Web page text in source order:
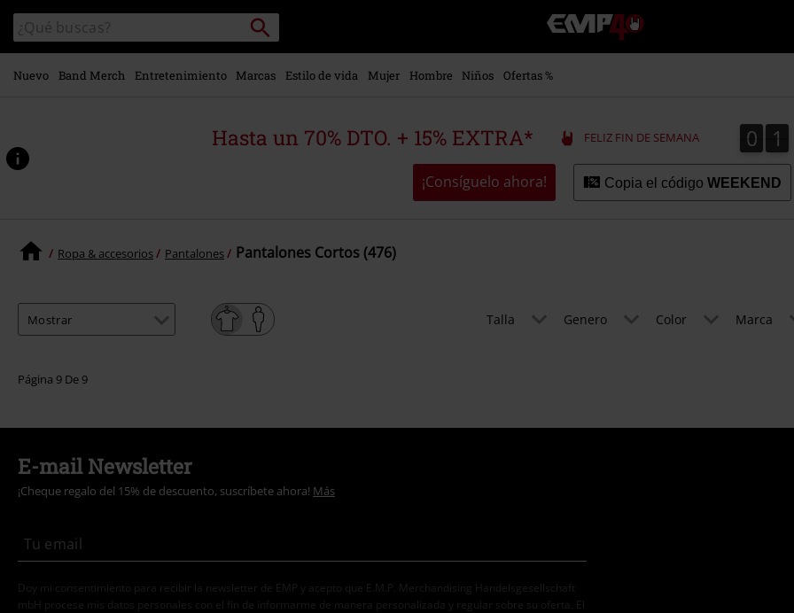
contenido
principal
Buscar
en
el
catálogo
Buscar
EMP
-
Música,
Merch
Ropa
Alternativa
Nuevo Band Merch Entretenimiento Marcas Estilo de vida Mujer Hombre Niños Ofertas %
Hasta un 70% DTO. + 15% EXTRA* FELIZ FIN DE SEMANA 0
0 1
1
¡Consíguelo ahora! Copia el código WEEKEND
Ropa & accesorios Pantalones Pantalones Cortos (476)
Talla Genero Color Marca
Página 9 De 9
E-mail Newsletter
¡Cheque regalo del 15% de descuento, suscríbete ahora! Más
Doy mi consentimiento para recibir la newsletter de EMP y acepto que E.M.P. Merchandising Handelsgesellschaft
mbH procese mis datos personales con el fin de informarme de manera personalizada y regular sobre su oferta. El